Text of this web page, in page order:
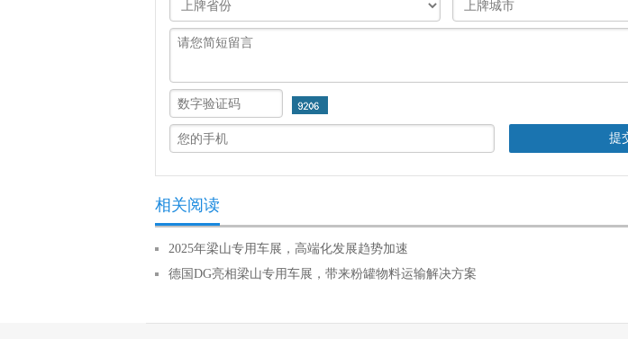
相关阅读
2025年梁山专用车展，高端化发展趋势加速
德国DG亮相梁山专用车展，带来粉罐物料运输解决方案